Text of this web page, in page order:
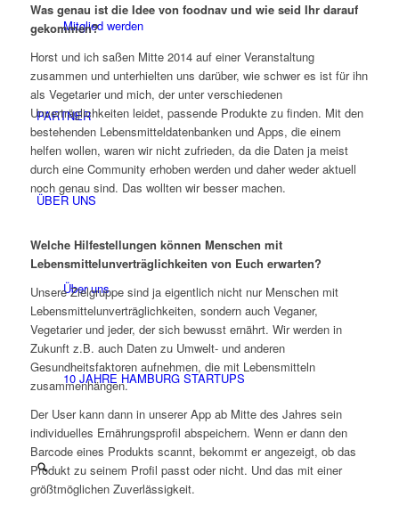
Mitglied werden
PARTNER
ÜBER UNS
Über uns
10 JAHRE HAMBURG STARTUPS
Was genau ist die Idee von foodnav und wie seid Ihr darauf
gekommen?
Horst und ich saßen Mitte 2014 auf einer Veranstaltung
zusammen und unterhielten uns darüber, wie schwer es ist für ihn
als Vegetarier und mich, der unter verschiedenen
Unverträglichkeiten leidet, passende Produkte zu finden. Mit den
bestehenden Lebensmitteldatenbanken und Apps, die einem
helfen wollen, waren wir nicht zufrieden, da die Daten ja meist
durch eine Community erhoben werden und daher weder aktuell
noch genau sind. Das wollten wir besser machen.
Welche Hilfestellungen können Menschen mit
Lebensmittelunverträglichkeiten von Euch erwarten?
Unsere Zielgruppe sind ja eigentlich nicht nur Menschen mit
Lebensmittelunverträglichkeiten, sondern auch Veganer,
Vegetarier und jeder, der sich bewusst ernährt. Wir werden in
Zukunft z.B. auch Daten zu Umwelt- und anderen
Gesundheitsfaktoren aufnehmen, die mit Lebensmitteln
zusammenhängen.
Der User kann dann in unserer App ab Mitte des Jahres sein
individuelles Ernährungsprofil abspeichern. Wenn er dann den
Barcode eines Produkts scannt, bekommt er angezeigt, ob das
Produkt zu seinem Profil passt oder nicht. Und das mit einer
größtmöglichen Zuverlässigkeit.